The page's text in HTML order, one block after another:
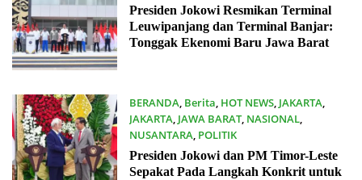
03/02/2024
Presiden Jokowi Resmikan Terminal
Leuwipanjang dan Terminal Banjar:
Tonggak Ekenomi Baru Jawa Barat
BERANDA, Berita, HOT NEWS, JAKARTA,
JAKARTA, JAWA BARAT, NASIONAL,
NUSANTARA, POLITIK
26/01/2024
Presiden Jokowi dan PM Timor-Leste
Sepakat Pada Langkah Konkrit untuk